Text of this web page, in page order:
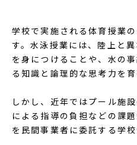
学校で実施される体育授業
す。水泳授業には、陸上と
を身につけることや、水の
る知識と論理的な思考力を育
しかし、近年ではプール施
による指導の負担などの課
を民間事業者に委託する学校